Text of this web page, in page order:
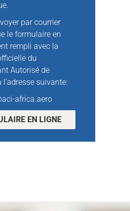
par courrier
le formulaire en
rempli avec la
du
Autorisé de
l’adresse suivante:
africa.aero
EN LIGNE